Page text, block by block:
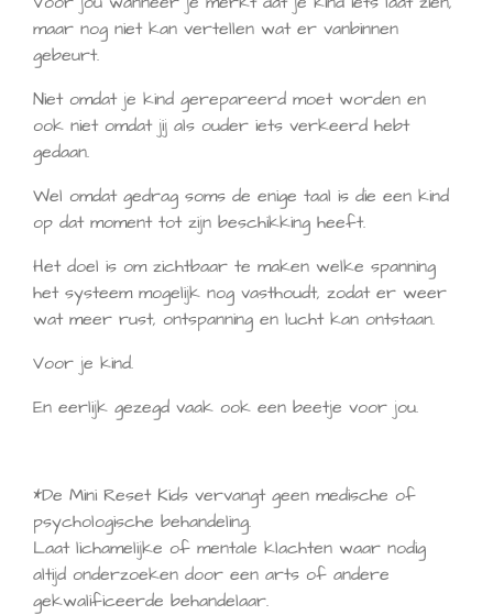
maar nog niet kan vertellen wat er vanbinnen
gebeurt.
Niet omdat je kind gerepareerd moet worden en
ook niet omdat jij als ouder iets verkeerd hebt
gedaan.
Wel omdat gedrag soms de enige taal is die een kind
op dat moment tot zijn beschikking heeft.
Het doel is om zichtbaar te maken welke spanning
het systeem mogelijk nog vasthoudt, zodat er weer
wat meer rust, ontspanning en lucht kan ontstaan.
Voor je kind.
En eerlijk gezegd vaak ook een beetje voor jou.
*De Mini Reset Kids vervangt geen medische of
psychologische behandeling.
Laat lichamelijke of mentale klachten waar nodig
altijd onderzoeken door een arts of andere
gekwalificeerde behandelaar.